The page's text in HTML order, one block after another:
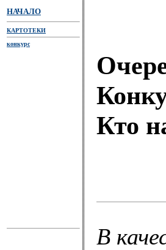
НАЧАЛО
КАРТОТЕКИ
конкурс
Кто
В